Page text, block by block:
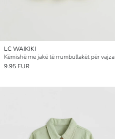
LC WAIKIKI
Këmishë me jakë të rrumbullakët për vajza
9.95 EUR